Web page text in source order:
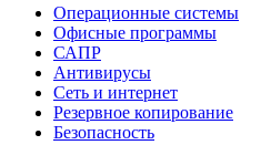
Операционные системы
Офисные программы
САПР
Антивирусы
Сеть и интернет
Резервное копирование
Безопасность